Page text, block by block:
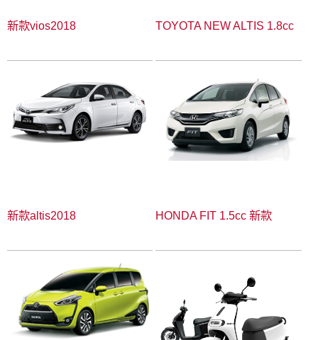
新款vios2018 TOYOTA NEW ALTIS 1.8cc
新款altis2018 HONDA FIT 1.5cc 新款